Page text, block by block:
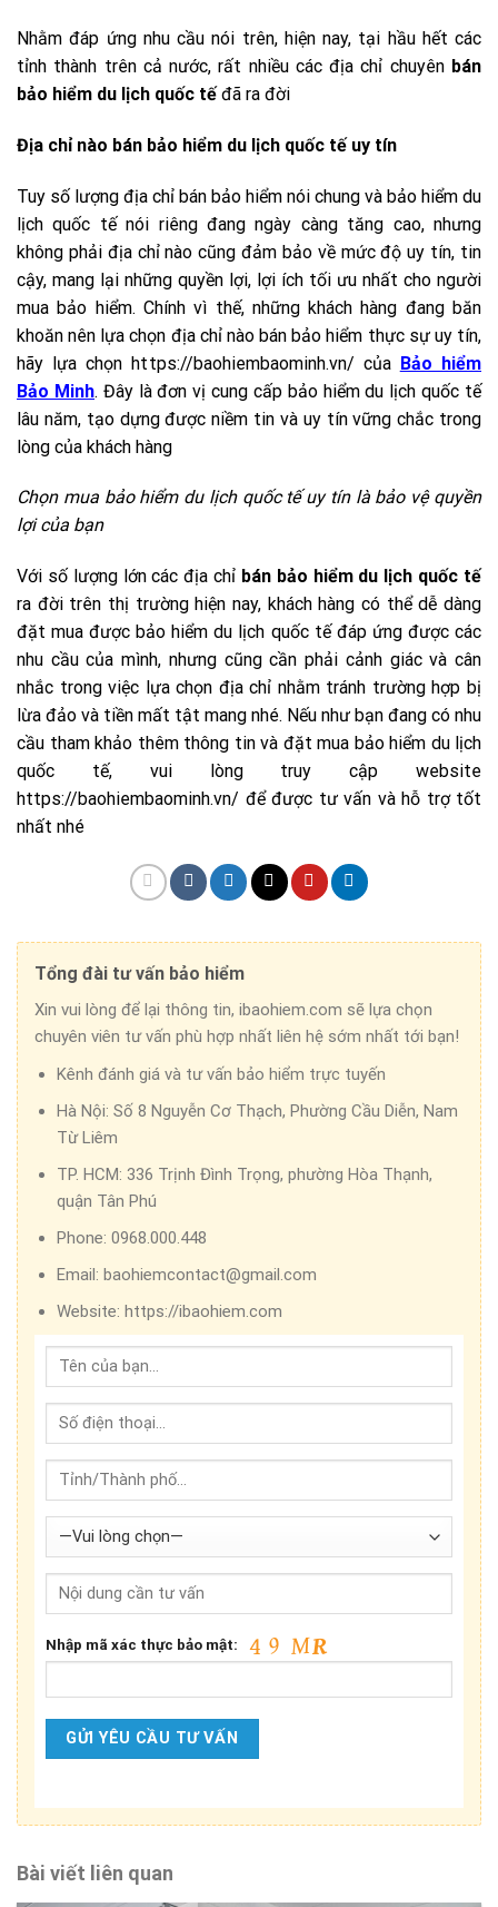
Nhằm đáp ứng nhu cầu nói trên, hiện nay, tại hầu hết các
tỉnh thành trên cả nước, rất nhiều các địa chỉ chuyên bán
bảo hiểm du lịch quốc tếđã ra đời
Địa chỉ nào bán bảo hiểm du lịch quốc tế uy tín
Tuy số lượng địa chỉ bán bảo hiểm nói chung và bảo hiểm du
lịch quốc tế nói riêng đang ngày càng tăng cao, nhưng
không phải địa chỉ nào cũng đảm bảo về mức độ uy tín, tin
cậy, mang lại những quyền lợi, lợi ích tối ưu nhất cho người
mua bảo hiểm. Chính vì thế, những khách hàng đang băn
khoăn nên lựa chọn địa chỉ nào bán bảo hiểm thực sự uy tín,
hãy lựa chọn https://baohiembaominh.vn/ của Bảo hiểm
Bảo Minh. Đây là đơn vị cung cấp bảo hiểm du lịch quốc tế
lâu năm, tạo dựng được niềm tin và uy tín vững chắc trong
lòng của khách hàng
Chọn mua bảo hiểm du lịch quốc tế uy tín là bảo vệ quyền
lợi của bạn
Với số lượng lớn các địa chỉ bán bảo hiểm du lịch quốc tế
ra đời trên thị trường hiện nay, khách hàng có thể dễ dàng
đặt mua được bảo hiểm du lịch quốc tế đáp ứng được các
nhu cầu của mình, nhưng cũng cần phải cảnh giác và cân
nhắc trong việc lựa chọn địa chỉ nhằm tránh trường hợp bị
lừa đảo và tiền mất tật mang nhé. Nếu như bạn đang có nhu
cầu tham khảo thêm thông tin và đặt mua bảo hiểm du lịch
quốc tế, vui lòng truy cập website
https://baohiembaominh.vn/ để được tư vấn và hỗ trợ tốt
nhất nhé
Tổng đài tư vấn bảo hiểm
Xin vui lòng để lại thông tin, ibaohiem.com sẽ lựa chọn
chuyên viên tư vấn phù hợp nhất liên hệ sớm nhất tới bạn!
Kênh đánh giá và tư vấn bảo hiểm trực tuyến
Hà Nội: Số 8 Nguyễn Cơ Thạch, Phường Cầu Diễn, Nam
Từ Liêm
TP. HCM: 336 Trịnh Đình Trọng, phường Hòa Thạnh,
quận Tân Phú
Phone: 0968.000.448
Email: baohiemcontact@gmail.com
Website: https://ibaohiem.com
Nhập mã xác thực bảo mật:
Bài viết liên quan